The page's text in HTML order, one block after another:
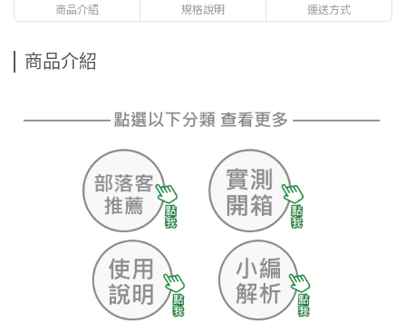
商品介紹 規格說明 運送方式
商品介紹